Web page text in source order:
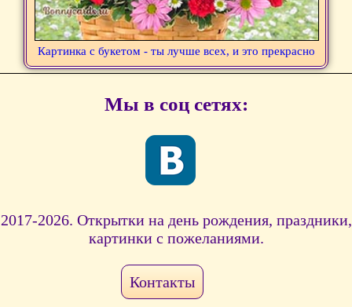
Картинка с букетом - ты лучше всех, и это прекрасно
Мы в соц сетях:
2017-2026. Открытки на день рождения, праздники,
картинки с пожеланиями.
Контакты